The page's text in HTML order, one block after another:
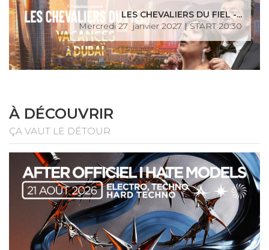
LES CHEVALIERS DU FIEL -...
Mercredi 27 janvier 2027 | START 20:30
À DÉCOUVRIR
ÇA VAUT LE DÉTOUR